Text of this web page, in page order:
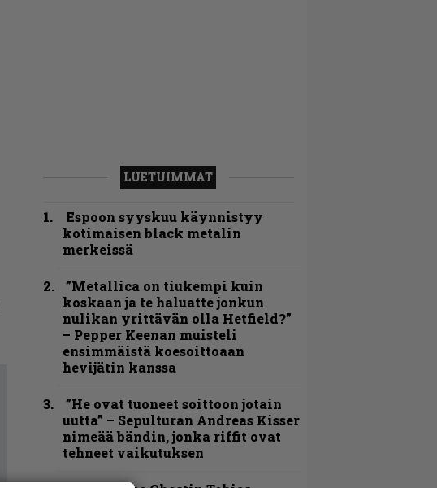
LUETUIMMAT
Espoon syyskuu käynnistyy
kotimaisen black metalin
merkeissä
”Metallica on tiukempi kuin
koskaan ja te haluatte jonkun
nulikan yrittävän olla Hetfield?”
– Pepper Keenan muisteli
ensimmäistä koesoittoaan
hevijätin kanssa
”He ovat tuoneet soittoon jotain
uutta” – Sepulturan Andreas Kisser
nimeää bändin, jonka riffit ovat
tehneet vaikutuksen